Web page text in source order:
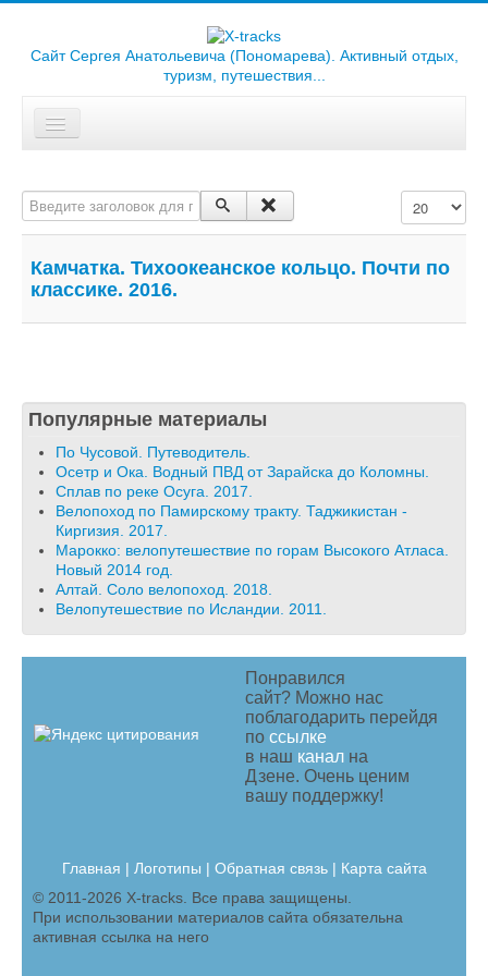
Сайт Сергея Анатольевича (Пономарева). Активный отдых,
туризм, путешествия...
Отчеты
Карты
Ссылки
О сайте
Введите заголовок для поиска... Кол-во
Камчатка. Тихоокеанское кольцо. Почти по
классике. 2016.
Популярные материалы
По Чусовой. Путеводитель.
Осетр и Ока. Водный ПВД от Зарайска до Коломны.
Сплав по реке Осуга. 2017.
Велопоход по Памирскому тракту. Таджикистан -
Киргизия. 2017.
Марокко: велопутешествие по горам Высокого Атласа.
Новый 2014 год.
Алтай. Соло велопоход. 2018.
Велопутешествие по Исландии. 2011.
Понравился
сайт? Можно нас
поблагодарить перейдя
по ссылке
в наш канал на
Дзене. Очень ценим
вашу поддержку!
Главная | Логотипы | Обратная связь | Карта сайта
© 2011-2026 X-tracks. Все права защищены.
При использовании материалов сайта обязательна
активная ссылка на него